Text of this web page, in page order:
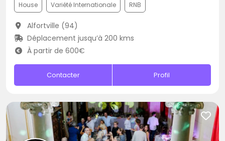
House Variété Internationale RNB
Alfortville (94)
Déplacement jusqu’à 200 kms
À partir de 600€
Contacter Profil